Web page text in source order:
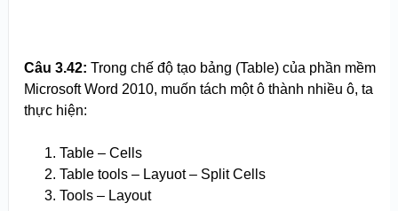
Câu 3.42: Trong chế độ tạo bảng (Table) của phần mềm
Microsoft Word 2010, muốn tách một ô thành nhiều ô, ta
thực hiện:
Table – Cells
Table tools – Layuot – Split Cells
Tools – Layout